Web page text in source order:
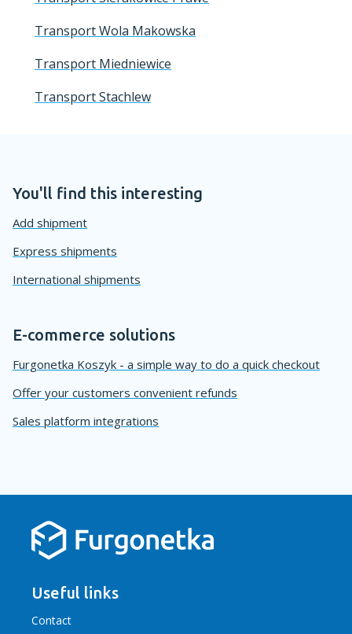
Transport Wola Makowska
Transport Miedniewice
Transport Stachlew
You'll find this interesting
Add shipment
Express shipments
International shipments
E-commerce solutions
Furgonetka Koszyk - a simple way to do a quick checkout
Offer your customers convenient refunds
Sales platform integrations
Useful links
Contact